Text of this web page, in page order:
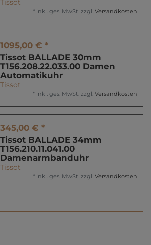
Tissot
* inkl. ges. MwSt. zzgl. Versandkosten
1095,00 € *
Tissot BALLADE 30mm
T156.208.22.033.00 Damen
Automatikuhr
Tissot
* inkl. ges. MwSt. zzgl. Versandkosten
345,00 € *
Tissot BALLADE 34mm
T156.210.11.041.00
Damenarmbanduhr
Tissot
* inkl. ges. MwSt. zzgl. Versandkosten